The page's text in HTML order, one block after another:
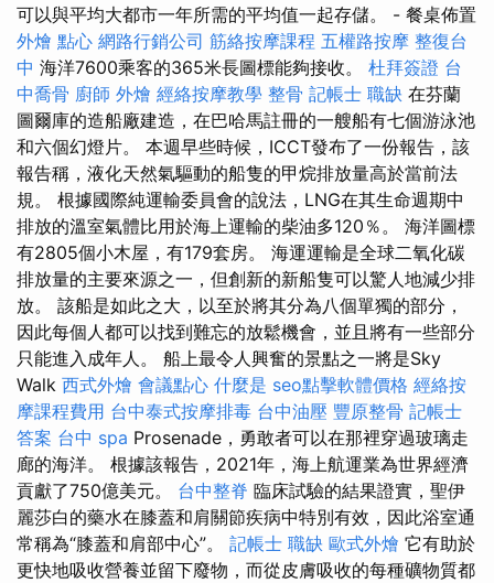
可以與平均大都市一年所需的平均值一起存儲。 - 餐桌佈置
外燴 點心 網路行銷公司 筋絡按摩課程 五權路按摩 整復台
中 海洋7600乘客的365米長圖標能夠接收。 杜拜簽證 台
中喬骨 廚師 外燴 經絡按摩教學 整骨 記帳士 職缺 在芬蘭
圖爾庫的造船廠建造，在巴哈馬註冊的一艘船有七個游泳池
和六個幻燈片。 本週早些時候，ICCT發布了一份報告，該
報告稱，液化天然氣驅動的船隻的甲烷排放量高於當前法
規。 根據國際純運輸委員會的說法，LNG在其生命週期中
排放的溫室氣體比用於海上運輸的柴油多120％。 海洋圖標
有2805個小木屋，有179套房。 海運運輸是全球二氧化碳
排放量的主要來源之一，但創新的新船隻可以驚人地減少排
放。 該船是如此之大，以至於將其分為八個單獨的部分，
因此每個人都可以找到難忘的放鬆機會，並且將有一些部分
只能進入成年人。 船上最令人興奮的景點之一將是Sky
Walk 西式外燴 會議點心 什麼是 seo點擊軟體價格 經絡按
摩課程費用 台中泰式按摩排毒 台中油壓 豐原整骨 記帳士
答案 台中 spa Prosenade，勇敢者可以在那裡穿過玻璃走
廊的海洋。 根據該報告，2021年，海上航運業為世界經濟
貢獻了750億美元。 台中整脊 臨床試驗的結果證實，聖伊
麗莎白的藥水在膝蓋和肩關節疾病中特別有效，因此浴室通
常稱為“膝蓋和肩部中心”。 記帳士 職缺 歐式外燴 它有助於
更​​快地吸收營養並留下廢物，而從皮膚吸收的每種礦物質都